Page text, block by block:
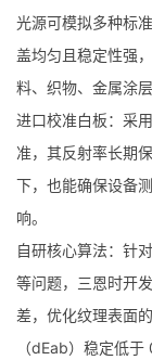
光源可模拟多种标
盖均匀且稳定性强
料、织物、金属涂
进口校准白板：采
准，其反射率长期
下，也能确保设备
响。
自研核心算法：针
等问题，三恩时开
差，优化纹理表面
（dEab）稳定低